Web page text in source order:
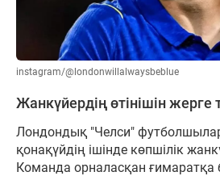
instagram/@londonwillalwaysbeblue
Жанкүйердің өтінішін
Лондондық "Челси"
қонақүйдің ішінде көпшілік
Команда орналасқан ғимаратқа